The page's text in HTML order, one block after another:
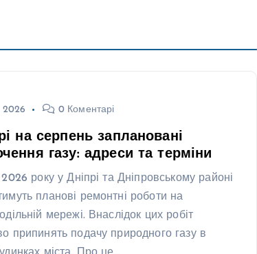
2026 0 Коментарі
на серпень заплановані
газу: адреси та терміни
року у Дніпрі та Дніпровському районі
планові ремонтні роботи на
мережі. Внаслідок цих робіт
припинять подачу природного газу в